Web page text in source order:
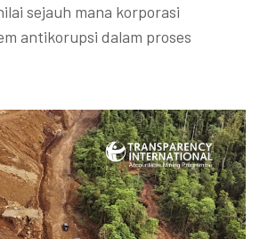
sejauh mana korporasi
antikorupsi dalam proses